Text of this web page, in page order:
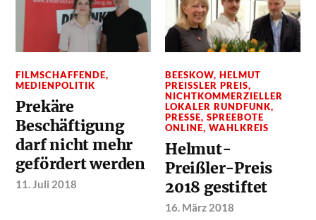
FILMSCHAFFENDE,
MEDIENPOLITIK
Prekäre
Beschäftigung
darf nicht mehr
gefördert werden
11. Juli 2018
BEESKOW,HELMUT
PREISSLER PREIS ,
NICHTKOMMERZIELLER
LOKALER RUNDFUNK,
PRESSE,SPREEBOTE
ONLINE,WAHLKREIS
Helmut-
Preißler-Preis
2018 gestiftet
16. März 2018